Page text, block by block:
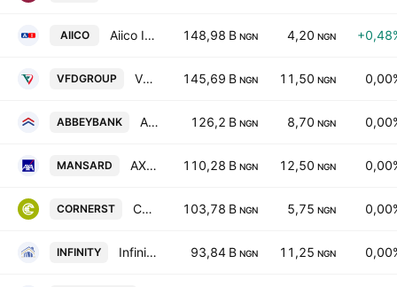
AIICO Aiico Insurance PLC 148,98 B NGN 4,20 NGN
VFDGROUP VFD Group PLC 145,69 B NGN 11,50 NGN
ABBEYBANK Abbey Bank Plc 126,2 B NGN 8,70 NGN
MANSARD AXA Mansard Insurance PLC 110,28 B NGN 12,50 NGN
CORNERST Cornerstone Insurance PLC 103,78 B NGN 5,75 NGN
INFINITY Infinity Trust Mortgage Bank Plc 93,84 B NGN 11,25 NGN